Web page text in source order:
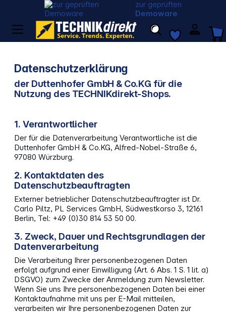
zur geprüften
Demoware
Datenschutzerklärung
der Duttenhofer GmbH & Co.KG für die
Nutzung des TECHNIKdirekt-Shops.
1. Verantwortlicher
Der für die Datenverarbeitung Verantwortliche ist die
Duttenhofer GmbH & Co.KG, Alfred-Nobel-Straße 6,
97080 Würzburg.
2. Kontaktdaten des
Datenschutzbeauftragten
Externer betrieblicher Datenschutzbeauftragter ist Dr.
Carlo Piltz, PL Services GmbH, Südwestkorso 3, 12161
Berlin, Tel: +49 (0)30 814 53 50 00.
3. Zweck, Dauer und Rechtsgrundlagen der
Datenverarbeitung
Die Verarbeitung Ihrer personenbezogenen Daten
erfolgt aufgrund einer Einwilligung (Art. 6 Abs. 1 S. 1 lit. a)
DSGVO) zum Zwecke der Anmeldung zum Newsletter.
Wenn Sie uns Ihre personenbezogenen Daten bei einer
Kontaktaufnahme mit uns per E-Mail mitteilen,
verarbeiten wir Ihre personenbezogenen Daten zur